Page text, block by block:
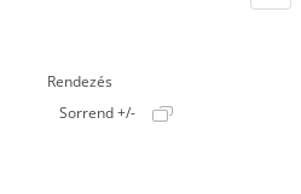
Rendezés
Sorrend +/-